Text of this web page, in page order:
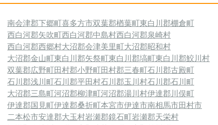
南会津郡下郷町喜多方市双葉郡楢葉町東白川郡棚倉町
西白河郡矢吹町西白河郡中島村西白河郡泉崎村
西白河郡西郷村大沼郡会津美里町大沼郡昭和村
大沼郡金山町東白川郡矢祭町東白川郡塙町東白川郡鮫川村
双葉郡広野町田村郡小野町田村郡三春町石川郡古殿町
石川郡浅川町石川郡平田村石川郡玉川村石川郡石川町
大沼郡三島町河沼郡柳津町河沼郡湯川村伊達郡川俣町
伊達郡国見町伊達郡桑折町本宮市伊達市南相馬市田村市
二本松市安達郡大玉村岩瀬郡鏡石町岩瀬郡天栄村